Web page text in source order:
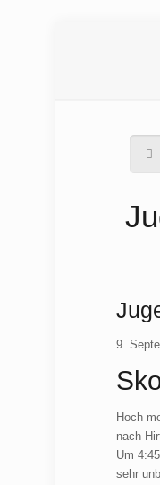
9.
Hoch
nach
Um
sehr